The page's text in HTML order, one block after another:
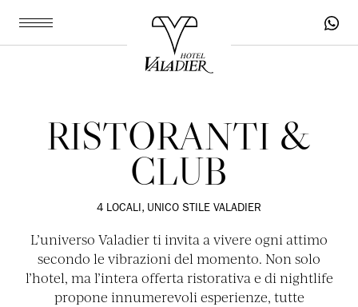
RISTORANTI &
CLUB
4 LOCALI, UNICO STILE VALADIER
L’universo Valadier ti invita a vivere ogni attimo
secondo le vibrazioni del momento. Non solo
l’hotel, ma l’intera offerta ristorativa e di nightlife
propone innumerevoli esperienze, tutte